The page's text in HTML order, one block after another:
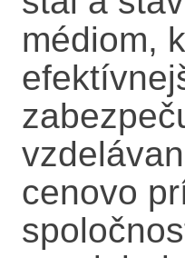
médiom,
cenovo